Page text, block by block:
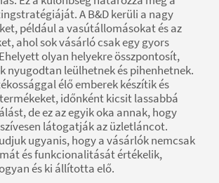
A B&D kerüli a nagy
például a vasútállomásokat és az
ahol sok vásárló csak egy gyors
olyan helyekre összpontosít,
nyugodtan leülhetnek és pihenhetnek.
élő emberek készítik és
időnként kicsit lassabbá
de ez az egyik oka annak, hogy
látogatják az üzletláncot.
ugyanis, hogy a vásárlók nemcsak
és funkcionalitását értékelik,
és ki állította elő.